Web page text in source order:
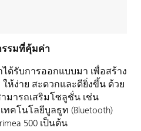
รรมที่คุ้มค่า
ได้รับการออกแบบมา เพื่อสร้าง
ห้ง่าย สะดวกและดียิ่งขึ้น ด้วย
มารถเสริมโซลูชั่น เช่น
เทคโนโลยีบูลธูท (Bluetooth)
500 เป็นต้น